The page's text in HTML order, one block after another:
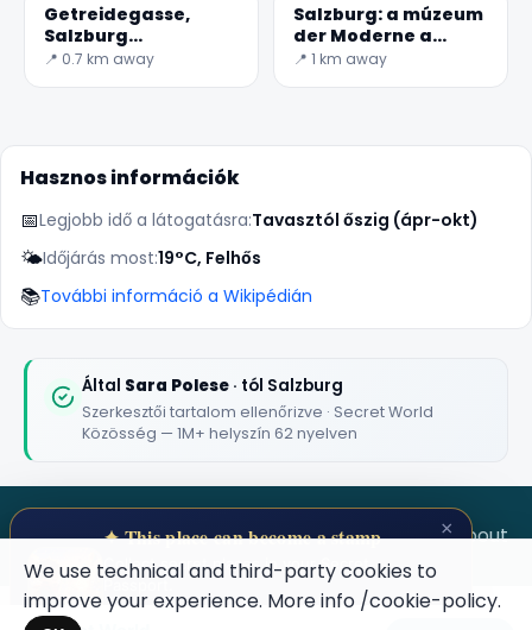
Getreidegasse,
Salzburg
óvárosának nyüzsgő
📍 0.7 km away
Salzburg: a múzeum
der Moderne a
Mönchsberg
📍 1 km away
Hasznos információk
📅Legjobb idő a látogatásra:Tavasztól őszig (ápr-okt)
🌤️Időjárás most:19°C, Felhős
📚További információ a Wikipédián
Által Sara Polese · tól Salzburg
Szerkesztői tartalom ellenőrizve · Secret World
Közösség — 1M+ helyszín 62 nyelven
SECRET WORLD TermsPrivacyAbout
★★★★★
1,000,000+ places in your pocket. Free.
We use technical and third-party cookies to
improve your experience. More info /cookie-policy.
×
✦ This place can become a stamp
Collect secret places in your Secret